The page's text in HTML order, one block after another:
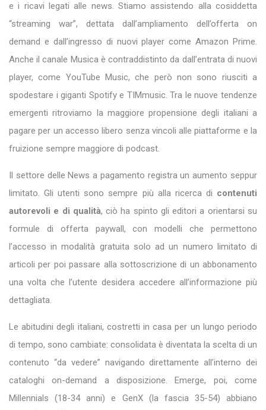
e i ricavi legati alle news. Stiamo assistendo alla cosiddetta
“streaming war”, dettata dall’ampliamento dell’offerta on
demand e dall’ingresso di nuovi player come Amazon Prime.
Anche il canale Musica è contraddistinto da dall’entrata di nuovi
player, come YouTube Music, che però non sono riusciti a
spodestare i giganti Spotify e TIMmusic. Tra le nuove tendenze
emergenti ritroviamo la maggiore propensione degli italiani a
pagare per un accesso libero senza vincoli alle piattaforme e la
fruizione sempre maggiore di podcast.
Il settore delle News a pagamento registra un aumento seppur
limitato. Gli utenti sono sempre più alla ricerca di contenuti
autorevoli e di qualità, ciò ha spinto gli editori a orientarsi su
formule di offerta paywall, con modelli che permettono
l’accesso in modalità gratuita solo ad un numero limitato di
articoli per poi passare alla sottoscrizione di un abbonamento
una volta che l’utente desidera accedere all’informazione più
dettagliata.
Le abitudini degli italiani, costretti in casa per un lungo periodo
di tempo, sono cambiate: consolidata è diventata la scelta di un
contenuto “da vedere” navigando direttamente all’interno dei
cataloghi on-demand a disposizione. Emerge, poi, come
Millennials (18-34 anni) e GenX (la fascia 35-54) abbiano